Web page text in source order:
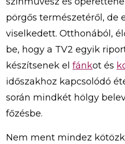
pörgős természetéről, de
viselkedett. Otthonából,
be, hogy a TV2 egyik
készítsenek el fánkot és
időszakhoz kapcsolódó
során mindkét hölgy
főzésbe.
Nem ment mindez